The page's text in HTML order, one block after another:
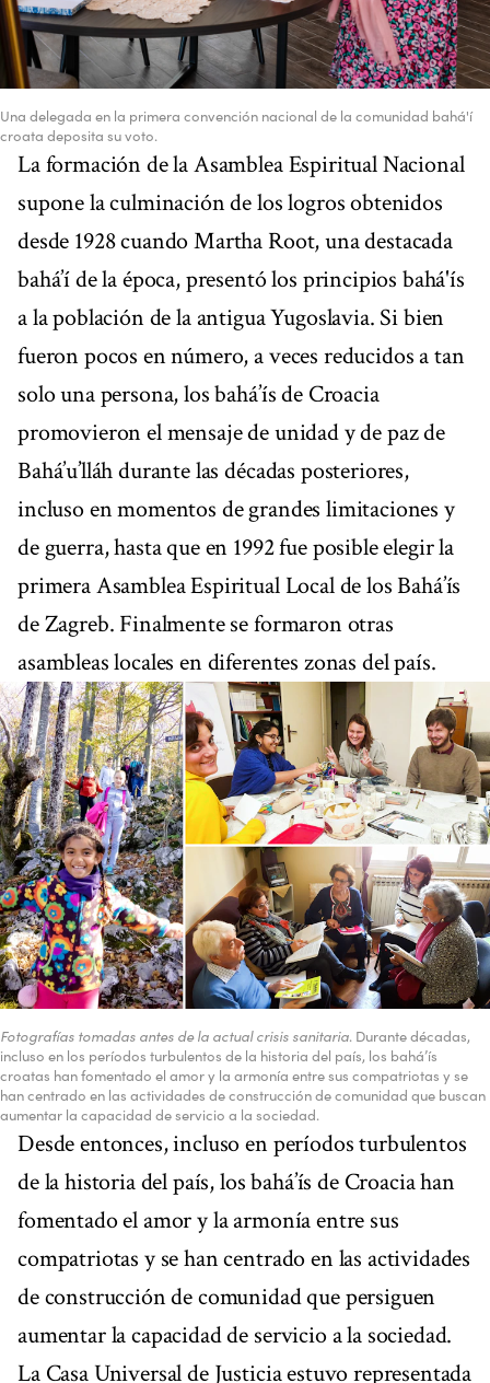
Una delegada en la primera convención nacional de la comunidad bahá'í
croata deposita su voto.
La formación de la Asamblea Espiritual Nacional
supone la culminación de los logros obtenidos
desde 1928 cuando Martha Root, una destacada
bahá’í de la época, presentó los principios bahá'ís
a la población de la antigua Yugoslavia. Si bien
fueron pocos en número, a veces reducidos a tan
solo una persona, los bahá’ís de Croacia
promovieron el mensaje de unidad y de paz de
Bahá’u’lláh durante las décadas posteriores,
incluso en momentos de grandes limitaciones y
de guerra, hasta que en 1992 fue posible elegir la
primera Asamblea Espiritual Local de los Bahá’ís
de Zagreb. Finalmente se formaron otras
asambleas locales en diferentes zonas del país.
Fotografías tomadas antes de la actual crisis sanitaria. Durante décadas,
incluso en los períodos turbulentos de la historia del país, los bahá’ís
croatas han fomentado el amor y la armonía entre sus compatriotas y se
han centrado en las actividades de construcción de comunidad que buscan
aumentar la capacidad de servicio a la sociedad.
Desde entonces, incluso en períodos turbulentos
de la historia del país, los bahá’ís de Croacia han
fomentado el amor y la armonía entre sus
compatriotas y se han centrado en las actividades
de construcción de comunidad que persiguen
aumentar la capacidad de servicio a la sociedad.
La Casa Universal de Justicia estuvo representada